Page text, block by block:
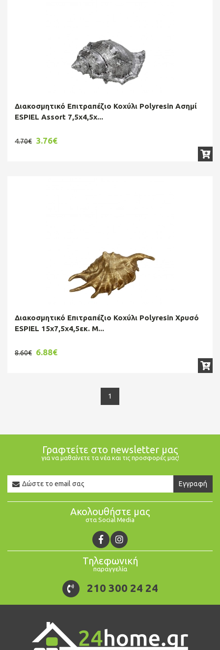
Διακοσμητικό Επιτραπέζιο Κοχύλι Polyresin Ασημί
ESPIEL Assort 7,5x4,5x...
4.70€ 3.76€
Διακοσμητικό Επιτραπέζιο Κοχύλι Polyresin Χρυσό
ESPIEL 15x7,5x4,5εκ. M...
8.60€ 6.88€
1
Γραφτείτε στο newsletter μας
για να μαθαίνετε τα νέα και τις προσφορές μας!
Newsletter
Email
Εγγραφή
Ακολουθήστε μας
στα Social Media
Τηλεφωνική
παραγγελία
210 300 24 24